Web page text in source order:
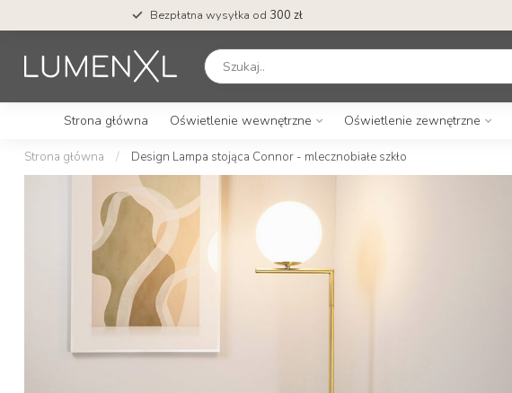
Bezpłatna wysyłka od 300 zł
Strona główna Oświetlenie wewnętrzne Oświetlenie zewnętrzne
Strona główna / Design Lampa stojąca Connor - mlecznobiałe szkło